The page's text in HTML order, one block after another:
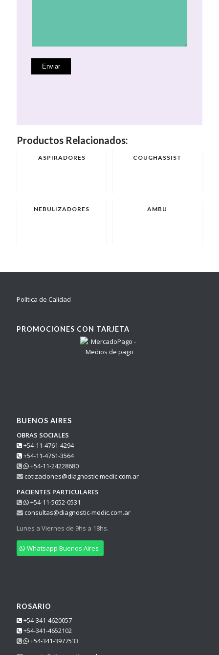
Productos Relacionados:
ASPIRADORES COUGHASSIST
NEBULIZADORES AMBU
Política de Calidad
PROMOCIONES CON TARJETA
BUENOS AIRES
OBRAS SOCIALES
+54-11-4761-4294
+54-11-4761-3564
+54-11-24228680
cotizaciones@diagnostic-medic.com.ar
PACIENTES PARTICULARES
+54-11-5652-0531
consultas@diagnostic-medic.com.ar
Lunes a Viernes de 9hs a 18hs.
Whatsapp Buenos Aires
ROSARIO
+54-341-4620057
+54-341-4652102
+54-341-3977533